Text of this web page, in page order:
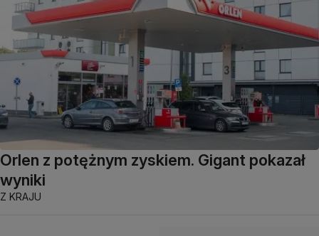
Orlen z potężnym zyskiem. Gigant pokazał
wyniki
Z KRAJU